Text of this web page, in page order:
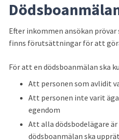
Efter inkommen ansökan
finns förutsättningar för att
För att en dödsboanmälan ska
Att personen som avlidit
Att personen inte varit
egendom
Att alla dödsbodelägare
dödsboanmälan ska